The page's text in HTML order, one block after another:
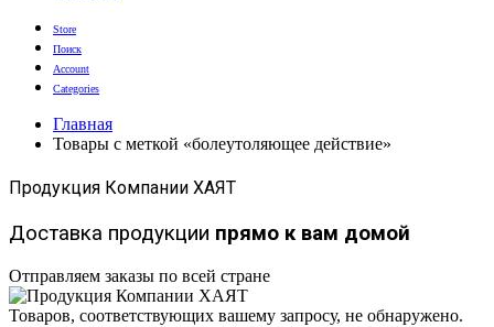
Store
Поиск
Account
Categories
Главная
Товары с меткой «болеутоляющее действие»
Продукция Компании ХАЯТ
Доставка продукции прямо к вам домой
Отправляем заказы по всей стране
Товаров, соответствующих вашему запросу, не обнаружено.